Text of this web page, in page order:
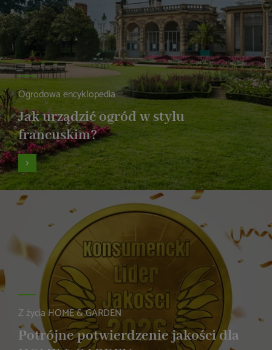
Ogrodowa encyklopedia
Jak urządzić ogród w stylu
francuskim?
Z życia HOME & GARDEN
Potrójne potwierdzenie jakości dla